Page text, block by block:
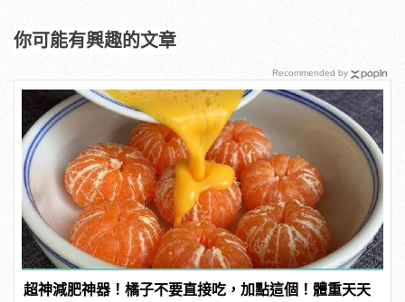
你可能有興趣的文章
超神減肥神器！橘子不要直接吃，加點這個！體重天天
Recommended by